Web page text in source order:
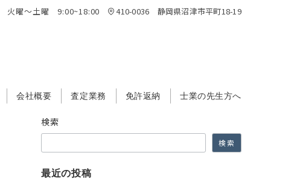
火曜～土曜 9:00~18:00 410-0036 静岡県沼津市平町18-19
会社概要 査定業務 免許返納 士業の先生方へ
検索
検索
最近の投稿